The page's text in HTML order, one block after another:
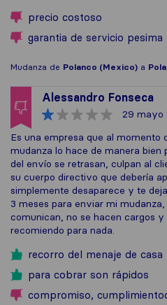
precio costoso
garantia de servicio pesima
Mudanza de Polanco (Mexico) a
Alessandro Fonseca
29 mayo
Es una empresa que al momento
mudanza lo hace de manera bien
del envío se retrasan, culpan al
su cuerpo directivo que debería
simplemente desaparece y te
3 meses para enviar mi
comunican, no se hacen cargos
recomiendo para nada.
recorro del menaje de casa
para cobrar son rápidos
compromiso,